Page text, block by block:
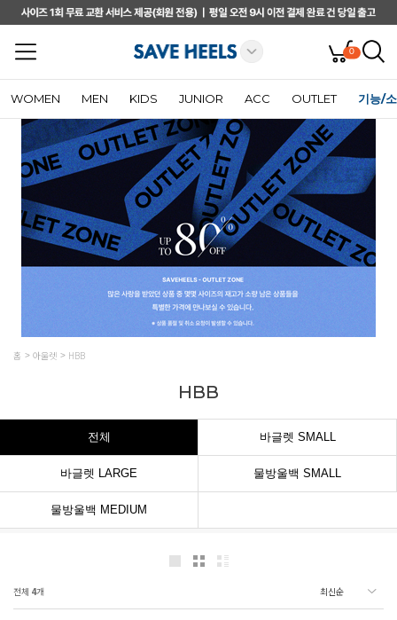
0
WOMEN MEN KIDS JUNIOR ACC OUTLET 기능/
홈 아울렛 HBB
HBB
전체 바글렛 SMALL
바글렛 LARGE 물방울백 SMALL
물방울백 MEDIUM
전체 4개